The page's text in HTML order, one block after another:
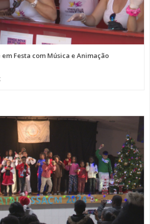
em Festa com Música e Animação